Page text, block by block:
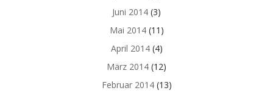
Juni 2014 (3)
Mai 2014(11)
April 2014(4)
März 2014 (12)
Februar 2014(13)